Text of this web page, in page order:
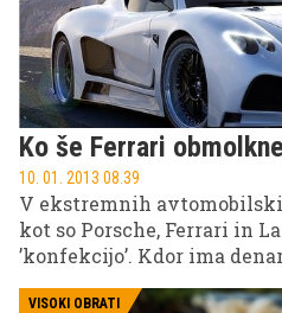
Ko še Ferrari obmolkne
10. 01. 2013 08.39
V ekstremnih
kot so Porsche, Ferrari in
’konfekcijo’. Kdor ima
VISOKI OBRATI